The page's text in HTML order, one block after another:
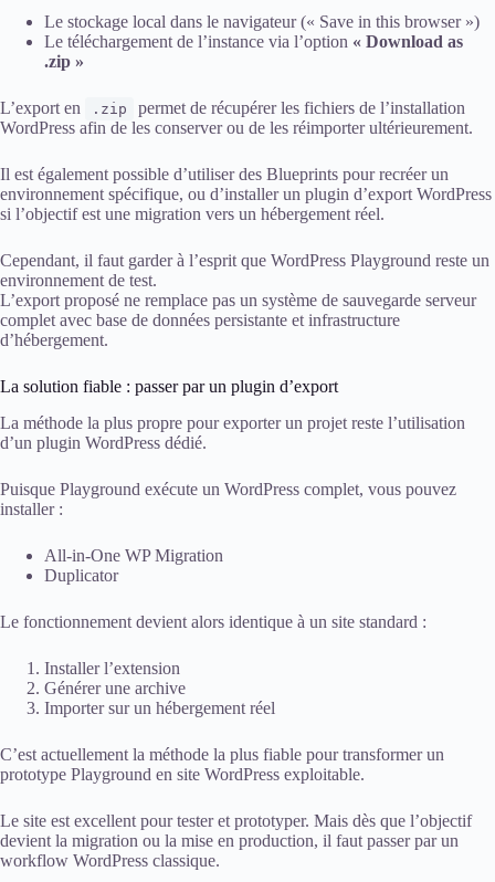
Le stockage local dans le navigateur (« Save in this browser »)
Le téléchargement de l’instance via l’option « Download as
.zip »
L’export en .zip
permet de récupérer les fichiers de l’installation
WordPress afin de les conserver ou de les réimporter ultérieurement.
Il est également possible d’utiliser des Blueprints pour recréer un
environnement spécifique, ou d’installer un plugin d’export WordPress
si l’objectif est une migration vers un hébergement réel.
Cependant, il faut garder à l’esprit que WordPress Playground reste un
environnement de test.
L’export proposé ne remplace pas un système de sauvegarde serveur
complet avec base de données persistante et infrastructure
d’hébergement.
La solution fiable : passer par un plugin d’export
La méthode la plus propre pour exporter un projet reste l’utilisation
d’un plugin WordPress dédié.
Puisque Playground exécute un WordPress complet, vous pouvez
installer :
All-in-One WP Migration
Duplicator
Le fonctionnement devient alors identique à un site standard :
Installer l’extension
Générer une archive
Importer sur un hébergement réel
C’est actuellement la méthode la plus fiable pour transformer un
prototype Playground en site WordPress exploitable.
Le site est excellent pour tester et prototyper. Mais dès que l’objectif
devient la migration ou la mise en production, il faut passer par un
workflow WordPress classique.